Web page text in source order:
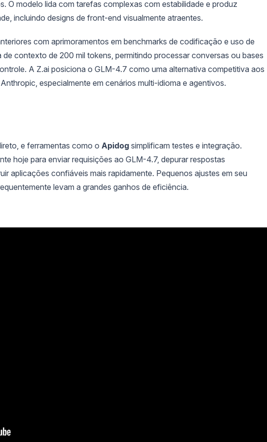
O modelo lida com tarefas complexas com estabilidade e produz
incluindo designs de front-end visualmente atraentes.
com aprimoramentos em benchmarks de codificação e uso de
de contexto de 200 mil tokens, permitindo processar conversas ou bases
A Z.ai posiciona o GLM-4.7 como uma alternativa competitiva aos
especialmente em cenários multi-idioma e agentivos.
e ferramentas como oApidog simplificam testes e integração.
hoje para enviar requisições ao GLM-4.7, depurar respostas
aplicações confiáveis mais rapidamente. Pequenos ajustes em seu
levam a grandes ganhos de eficiência.